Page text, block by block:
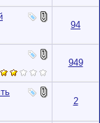
94
949
2